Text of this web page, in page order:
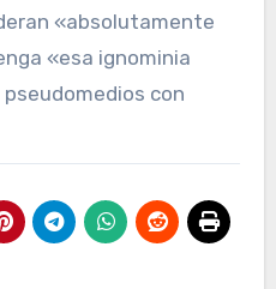
«absolutamente
«esa ignominia
con